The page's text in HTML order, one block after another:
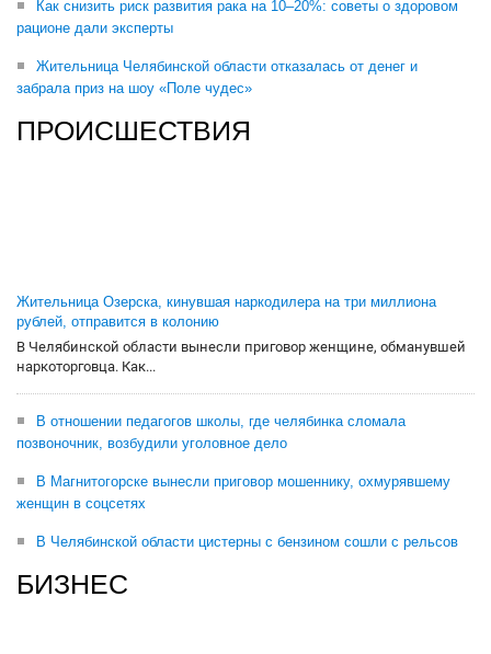
Как снизить риск развития рака на 10–20%: советы о здоровом
рационе дали эксперты
Жительница Челябинской области отказалась от денег и
забрала приз на шоу «Поле чудес»
ПРОИСШЕСТВИЯ
Жительница Озерска, кинувшая наркодилера на три миллиона
рублей, отправится в колонию
В Челябинской области вынесли приговор женщине, обманувшей
наркоторговца. Как...
В отношении педагогов школы, где челябинка сломала
позвоночник, возбудили уголовное дело
В Магнитогорске вынесли приговор мошеннику, охмурявшему
женщин в соцсетях
В Челябинской области цистерны с бензином сошли с рельсов
БИЗНЕС